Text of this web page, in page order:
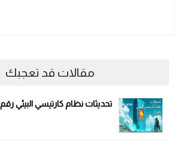
مقالات قد تعجبك
تحديثات نظام كارتيسي البيئي رقم ٤، ٢٠٢٥